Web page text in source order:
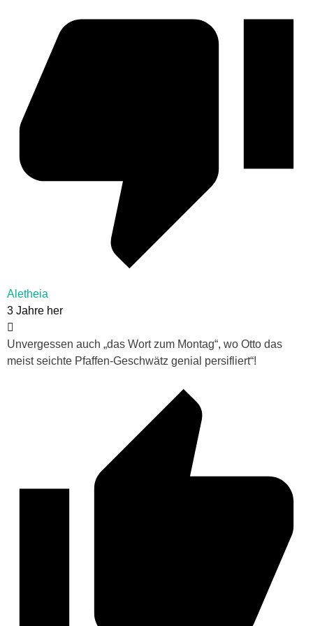
Aletheia
3 Jahre her
Unvergessen auch „das Wort zum Montag“, wo Otto das
meist seichte Pfaffen-Geschwätz genial persifliert“!